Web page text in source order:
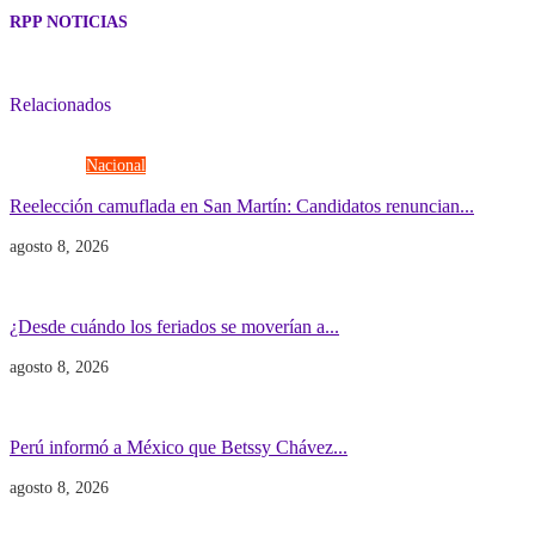
RPP NOTICIAS
Relacionados
Nacional
Reelección camuflada en San Martín: Candidatos renuncian...
agosto 8, 2026
¿Desde cuándo los feriados se moverían a...
agosto 8, 2026
Perú informó a México que Betssy Chávez...
agosto 8, 2026